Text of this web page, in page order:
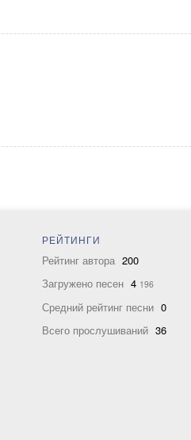
РЕЙТИНГИ
Рейтинг автора 200
Загружено песен 4 196
Средний рейтинг песни 0
Всего прослушиваний 36